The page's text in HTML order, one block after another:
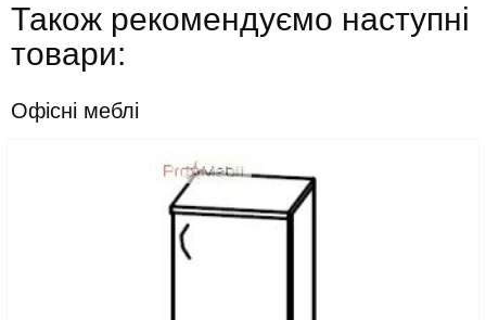
Також рекомендуємо наступні
товари:
Офісні меблі